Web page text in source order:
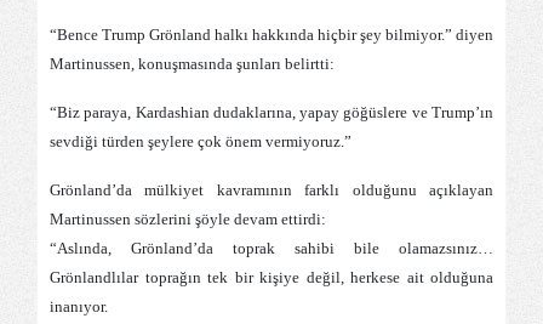
“Bence Trump Grönland halkı hakkında hiçbir şey bilmiyor.” diyen
Martinussen, konuşmasında şunları belirtti:
“Biz paraya, Kardashian dudaklarına, yapay göğüslere ve Trump’ın
sevdiği türden şeylere çok önem vermiyoruz.”
Grönland’da mülkiyet kavramının farklı olduğunu açıklayan
Martinussen sözlerini şöyle devam ettirdi:
“Aslında, Grönland’da toprak sahibi bile olamazsınız…
Grönlandlılar toprağın tek bir kişiye değil, herkese ait olduğuna
inanıyor.